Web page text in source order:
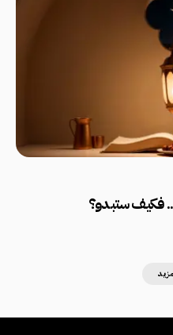
.. فكيف ستبدو؟